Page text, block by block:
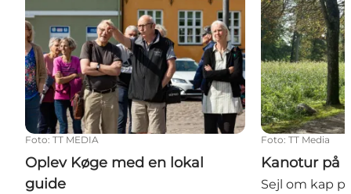
Foto: TT MEDIA
Oplev Køge med en lokal
guide
Foto: TT Media
Kanotur på
Sejl om kap